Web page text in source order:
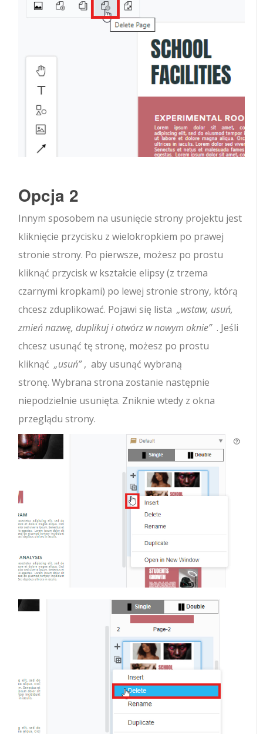
Opcja 2
Innym sposobem na usunięcie strony projektu jest
kliknięcie przycisku z wielokropkiem po prawej
stronie strony. Po pierwsze, możesz po prostu
kliknąć przycisk w kształcie elipsy (z trzema
czarnymi kropkami) po lewej stronie strony, którą
chcesz zduplikować. Pojawi się lista „wstaw, usuń,
zmień nazwę, duplikuj i otwórz w nowym oknie”. Jeśli
chcesz usunąć tę stronę, możesz po prostu
kliknąć„usuń”, aby usunąć wybraną
stronę. Wybrana strona zostanie następnie
niepodzielnie usunięta. Zniknie wtedy z okna
przeglądu strony.